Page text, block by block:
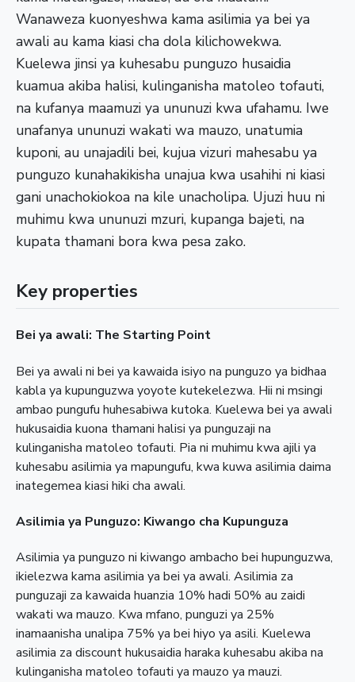
Wanaweza kuonyeshwa kama asilimia ya bei ya
awali au kama kiasi cha dola kilichowekwa.
Kuelewa jinsi ya kuhesabu punguzo husaidia
kuamua akiba halisi, kulinganisha matoleo tofauti,
na kufanya maamuzi ya ununuzi kwa ufahamu. Iwe
unafanya ununuzi wakati wa mauzo, unatumia
kuponi, au unajadili bei, kujua vizuri mahesabu ya
punguzo kunahakikisha unajua kwa usahihi ni kiasi
gani unachokiokoa na kile unacholipa. Ujuzi huu ni
muhimu kwa ununuzi mzuri, kupanga bajeti, na
kupata thamani bora kwa pesa zako.
Key properties
Bei ya awali: The Starting Point
Bei ya awali ni bei ya kawaida isiyo na punguzo ya bidhaa
kabla ya kupunguzwa yoyote kutekelezwa. Hii ni msingi
ambao pungufu huhesabiwa kutoka. Kuelewa bei ya awali
hukusaidia kuona thamani halisi ya punguzaji na
kulinganisha matoleo tofauti. Pia ni muhimu kwa ajili ya
kuhesabu asilimia ya mapungufu, kwa kuwa asilimia daima
inategemea kiasi hiki cha awali.
Asilimia ya Punguzo: Kiwango cha Kupunguza
Asilimia ya punguzo ni kiwango ambacho bei hupunguzwa,
ikielezwa kama asilimia ya bei ya awali. Asilimia za
punguzaji za kawaida huanzia 10% hadi 50% au zaidi
wakati wa mauzo. Kwa mfano, punguzi ya 25%
inamaanisha unalipa 75% ya bei hiyo ya asili. Kuelewa
asilimia za discount hukusaidia haraka kuhesabu akiba na
kulinganisha matoleo tofauti ya mauzo ya mauzi.